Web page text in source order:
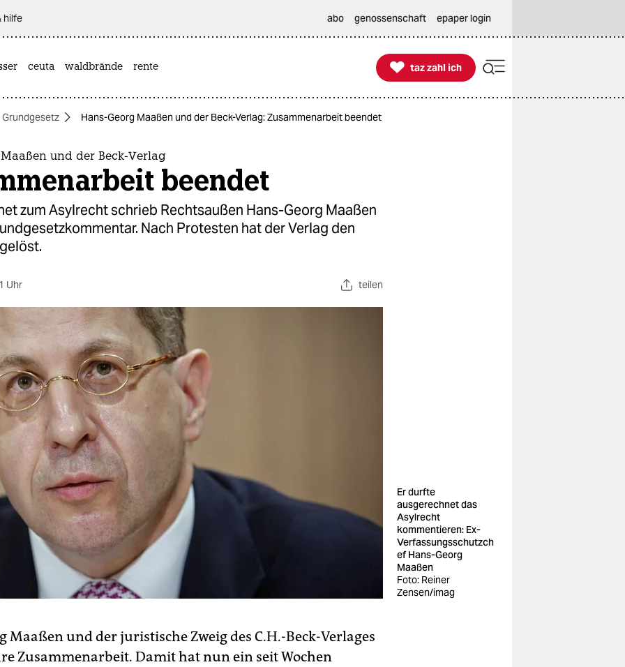
hilfe abo genossenschaft epaper login
ceuta waldbrände rente 
taz zahl ich
taz zahl ich
Grundgesetz Hans-Georg Maaßen und der Beck-Verlag: Zusammenarbeit beendet
und der Beck-Verlag
beendet
zum Asylrecht schrieb Rechtsaußen Hans-Georg Maaßen
Nach Protesten hat der Verlag den
Uhr teilen
Er durfte
ausgerechnet das
Asylrecht
kommentieren: Ex-
Verfassungsschutzch
ef Hans-Georg
Maaßen
Foto: Reiner
Zensen/imag
Maaßen und der juristische Zweig des C.H.-Beck-Verlages
Zusammenarbeit. Damit hat nun ein seit Wochen